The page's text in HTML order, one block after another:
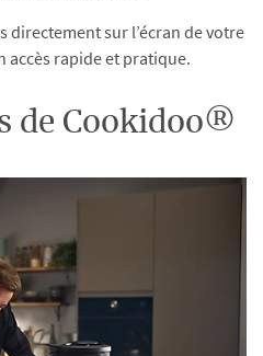
directement sur l’écran de votre
accès rapide et pratique.
de Cookidoo®